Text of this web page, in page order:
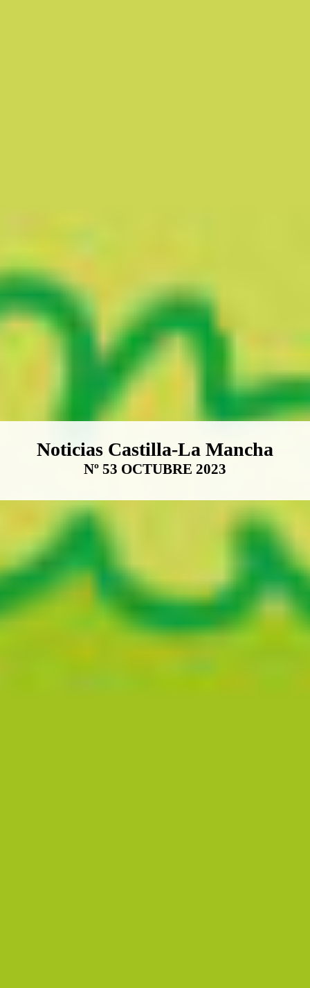
Boletín Noticias Castilla-La
Noticias Castilla-La Mancha
Nº 53 OCTUBRE 2023